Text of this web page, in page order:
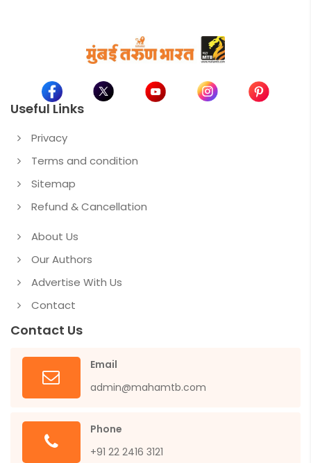
Useful Links
Privacy
Terms and condition
Sitemap
Refund & Cancellation
About Us
Our Authors
Advertise With Us
Contact
Contact Us
Email
admin@mahamtb.com
Phone
+91 22 2416 3121